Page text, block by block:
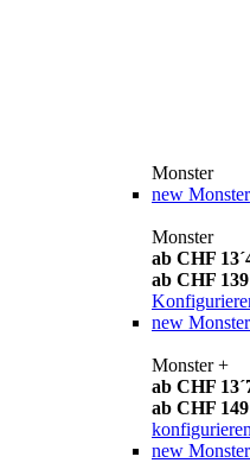
Monster
new Monster
Monster
ab CHF
ab CHF
new
Monster +
ab CHF
ab CHF
konfigurieren
new